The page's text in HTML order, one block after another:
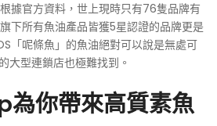
據官方資料，世上現時只有76隻品牌有
下所有魚油產品皆獲5星認證的品牌更是
「呢條魚」的魚油絕對可以說是無處可
大型連鎖店也極難找到。
你帶來高質素魚